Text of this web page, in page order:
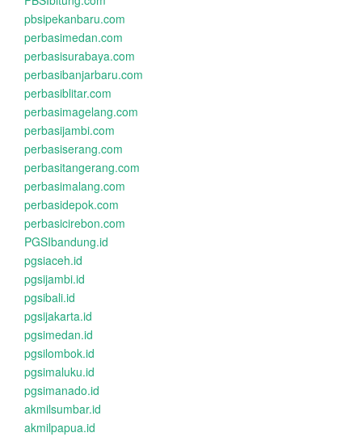
pbsipekanbaru.com
perbasimedan.com
perbasisurabaya.com
perbasibanjarbaru.com
perbasiblitar.com
perbasimagelang.com
perbasijambi.com
perbasiserang.com
perbasitangerang.com
perbasimalang.com
perbasidepok.com
perbasicirebon.com
PGSIbandung.id
pgsiaceh.id
pgsijambi.id
pgsibali.id
pgsijakarta.id
pgsimedan.id
pgsilombok.id
pgsimaluku.id
pgsimanado.id
akmilsumbar.id
akmilpapua.id